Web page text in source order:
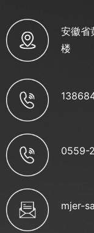
美杰尔商城 安徽省
楼
0559-
mjer-